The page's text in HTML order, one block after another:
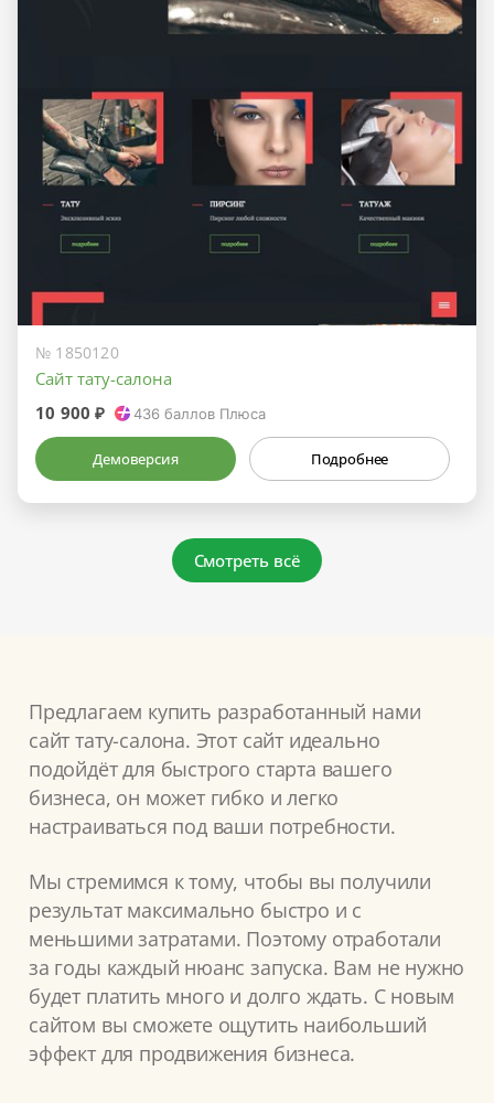
№ 1850120
Сайт тату-салона
10 900 ₽
436баллов Плюса
Демоверсия Подробнее
Смотреть всё
Предлагаем купить разработанный нами
сайт тату-салона. Этот сайт идеально
подойдёт для быстрого старта вашего
бизнеса, он может гибко и легко
настраиваться под ваши потребности.
Мы стремимся к тому, чтобы вы получили
результат максимально быстро и с
меньшими затратами. Поэтому отработали
за годы каждый нюанс запуска. Вам не нужно
будет платить много и долго ждать. С новым
сайтом вы сможете ощутить наибольший
эффект для продвижения бизнеса.